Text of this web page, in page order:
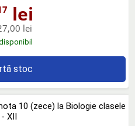
lei
lei
stoc